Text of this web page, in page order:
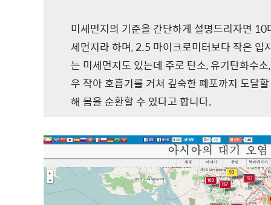
미세먼지의 기준을 간단하게 설명드리자면
세먼지라 하며, 2.5 마이크로미터보다 작은
는 미세먼지도 있는데 주로 탄소, 유기탄화수
우 작아 호흡기를 거쳐 깊숙한 폐포까지 도달
해 몸을 순환할 수 있다고 합니다.